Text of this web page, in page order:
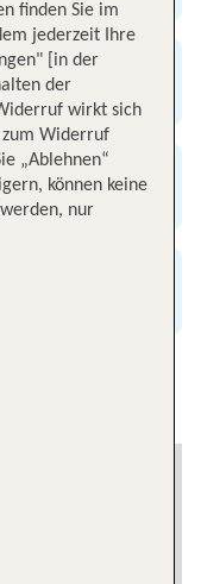
finden Sie im
jederzeit Ihre
[in der
der
wirkt sich
Widerruf
„Ablehnen“
können keine
nur